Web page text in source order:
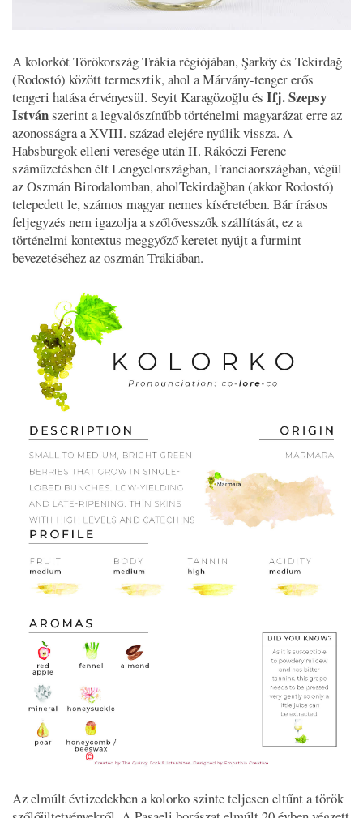
A kolorkót Törökország Trákia régiójában, Şarköy és Tekirdağ
(Rodostó) között termesztik, ahol a Márvány-tenger erős
tengeri hatása érvényesül. Seyit Karagözoğlu és Ifj. Szepsy
Istvánszerint a legvalószínűbb történelmi magyarázat erre az
azonosságra a XVIII. század elejére nyúlik vissza. A
Habsburgok elleni veresége után II. Rákóczi Ferenc
száműzetésben élt Lengyelországban, Franciaországban, végül
az Oszmán Birodalomban, aholTekirdağban (akkor Rodostó)
telepedett le, számos magyar nemes kíséretében. Bár írásos
feljegyzés nem igazolja a szőlővesszők szállítását, ez a
történelmi kontextus meggyőző keretet nyújt a furmint
bevezetéséhez az oszmán Trákiában.
Az elmúlt évtizedekben a kolorko szinte teljesen eltűnt a török